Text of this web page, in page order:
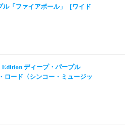
ル「ファイアボール」［ワイド
Edition ディープ・パープル
ロード〈シンコー・ミュージッ